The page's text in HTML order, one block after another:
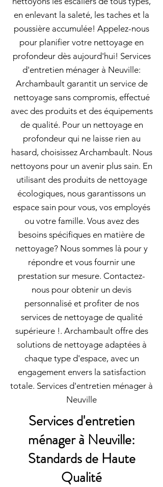
en enlevant la saleté, les taches et la
poussière accumulée! Appelez-nous
pour planifier votre nettoyage en
profondeur dès aujourd'hui! Services
d'entretien ménager à Neuville:
Archambault garantit un service de
nettoyage sans compromis, effectué
avec des produits et des équipements
de qualité. Pour un nettoyage en
profondeur qui ne laisse rien au
hasard, choisissez Archambault. Nous
nettoyons pour un avenir plus sain. En
utilisant des produits de nettoyage
écologiques, nous garantissons un
espace sain pour vous, vos employés
ou votre famille. Vous avez des
besoins spécifiques en matière de
nettoyage? Nous sommes là pour y
répondre et vous fournir une
prestation sur mesure. Contactez-
nous pour obtenir un devis
personnalisé et profiter de nos
services de nettoyage de qualité
supérieure !. Archambault offre des
solutions de nettoyage adaptées à
chaque type d'espace, avec un
engagement envers la satisfaction
totale. Services d'entretien ménager à
Neuville
Services d'entretien
ménager à Neuville:
Standards de Haute
Qualité